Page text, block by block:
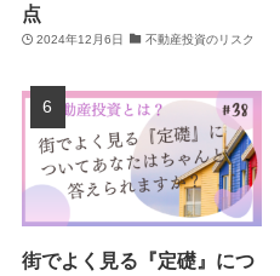
点
2024年12月6日 不動産投資のリスク
街でよく見る『定礎』につ